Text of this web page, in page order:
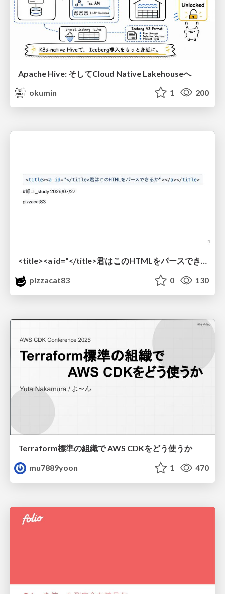
Apache Hive: そしてCloud Native Lakehouseへ
okumin
1 200
<title><a id="</title>君はこのHTMLをパースできるか"></a></title> #雑LT_study
pizzacat83
0 130
Terraform標準の組織で AWS CDKをどう使うか
mu7889yoon
1 470